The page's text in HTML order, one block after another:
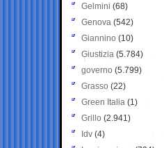
Gelmini (68)
Genova (542)
Giannino (10)
Giustizia (5.784)
governo (5.799)
Grasso (22)
Green Italia (1)
Grillo (2.941)
Idv (4)